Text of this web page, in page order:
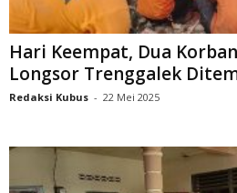
Hari Keempat, Dua
Longsor Trenggalek
Redaksi Kubus - 22 Mei 2025